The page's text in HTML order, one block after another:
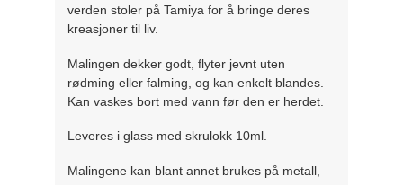
verden stoler på Tamiya for å bringe deres
kreasjoner til liv.
Malingen dekker godt, flyter jevnt uten
rødming eller falming, og kan enkelt blandes.
Kan vaskes bort med vann før den er herdet.
Leveres i glass med skrulokk 10ml.
Malingene kan blant annet brukes på metall,